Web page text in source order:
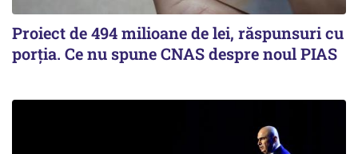
Proiect de 494 milioane de lei, răspunsuri cu
porția. Ce nu spune CNAS despre noul PIAS